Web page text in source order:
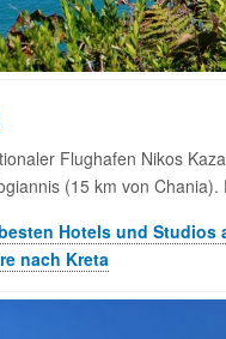
Flughafen Nikos
(15 km von
Hotels und Studios
nach Kreta